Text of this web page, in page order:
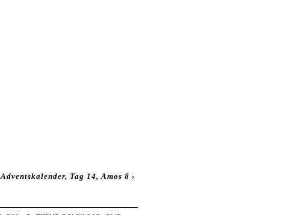
Tag 14, Amos 8 ›